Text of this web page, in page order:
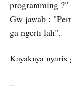
programming ?"
Gw jawab :
ga ngerti lah".
Kayaknya
--